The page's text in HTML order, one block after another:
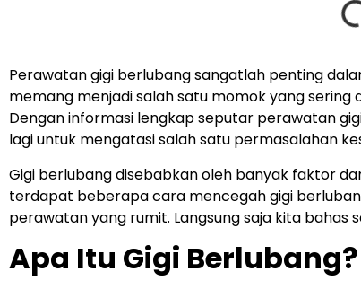
Perawatan gigi berlubang sangatlah penting
memang menjadi salah satu momok yang sering
Dengan informasi lengkap seputar perawatan
lagi untuk mengatasi salah satu permasalahan
Gigi berlubang disebabkan oleh banyak faktor
terdapat beberapa cara mencegah gigi
perawatan yang rumit. Langsung saja kita bahas
Apa Itu Gigi Berlubang?